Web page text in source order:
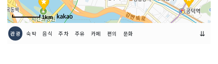
1km
관광 숙박 음식 주차 주유 카페 편의 문화 ⇊